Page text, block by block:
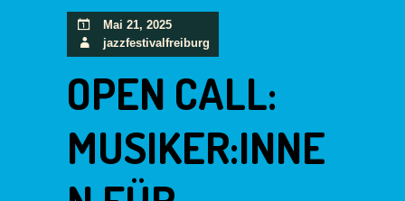
Mai 21, 2025
jazzfestivalfreiburg
OPEN CALL:
MUSIKER:INNE